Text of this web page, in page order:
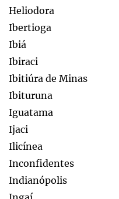
Heliodora
Ibertioga
Ibiá
Ibiraci
Ibitiúra de Minas
Ibituruna
Iguatama
Ijaci
Ilicínea
Inconfidentes
Indianópolis